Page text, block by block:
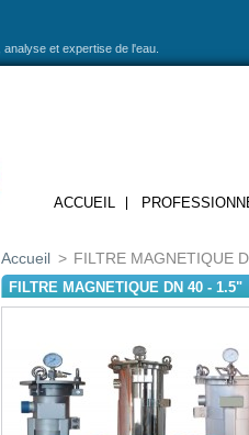
analyse et expertise de l'eau.
ACCUEIL
Accueil > FILTRE MAGNETIQUE
FILTRE MAGNETIQUE DN 40 - 1.5"